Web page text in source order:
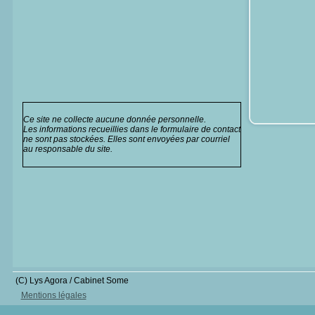
Ce site ne collecte aucune donnée personnelle.
Les informations recueillies dans le formulaire de contact
ne sont pas stockées. Elles sont envoyées par courriel
au responsable du site.
(C) Lys Agora / Cabinet Some
Mentions légales